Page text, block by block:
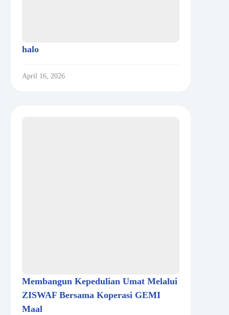
halo
April 16, 2026
Membangun Kepedulian Umat Melalui
ZISWAF Bersama Koperasi GEMI
Maal